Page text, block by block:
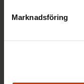
Marknadsföring
Yrkesproffs i
stuvare